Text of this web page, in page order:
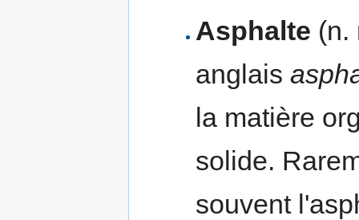
Asphalte (n.
anglais
la matière
solide.
souvent